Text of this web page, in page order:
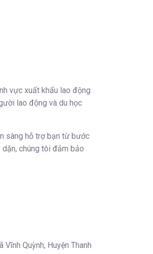
vực xuất khẩu lao động
lao động và du học
sàng hỗ trợ bạn từ bước
chúng tôi đảm bảo
Quỳnh, Huyện Thanh